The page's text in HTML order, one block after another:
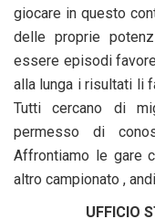
giocare in questo
delle proprie
essere episodi
alla lunga i risultati li
Tutti cercano di
permesso di
Affrontiamo le gare
altro campionato ,
UFFICIO